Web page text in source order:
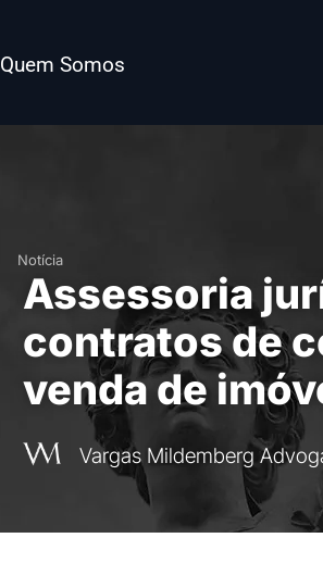
Quem Somos
Notícia
Assessoria
contratos de
venda de
Vargas Mildemberg